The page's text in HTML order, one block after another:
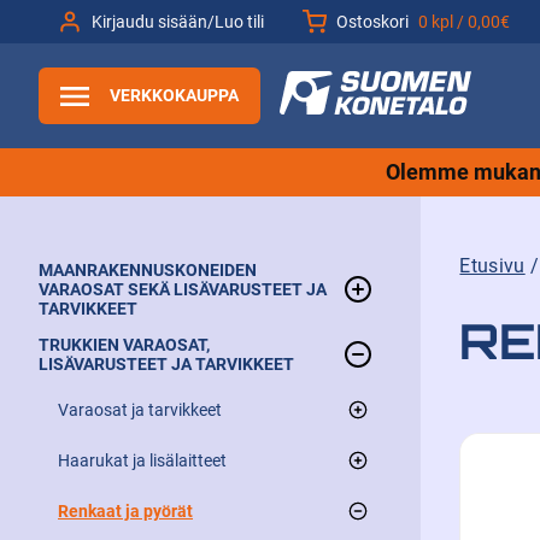
Kirjaudu sisään/Luo tili Ostoskori 0 kpl /0,00€
VERKKOKAUPPA
Olemme
MAANRAKENNUSKONEIDEN
VARAOSAT SEKÄ LISÄVARUSTEET JA
TARVIKKEET
Muut
TRUKKIEN VARAOSAT,
LISÄVARUSTEET JA TARVIKKEET
Varaosat ja tarvikkeet
Trukin varaosat
Akkutarvikkeet
Trukin valot
Haarukat ja lisälaitteet
Nostohaarukat eli trukkipiikit
Renkaat ja pyörät
Etusivu /